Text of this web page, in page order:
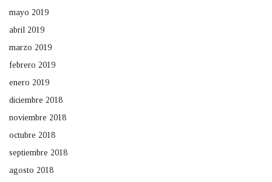
mayo 2019
abril 2019
marzo 2019
febrero 2019
enero 2019
diciembre 2018
noviembre 2018
octubre 2018
septiembre 2018
agosto 2018